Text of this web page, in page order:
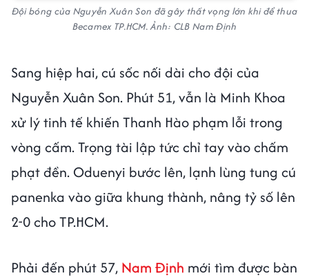
Đội bóng của Nguyễn Xuân Son đã gây thất vọng lớn khi để thua
Becamex TP.HCM. Ảnh: CLB Nam Định
Sang hiệp hai, cú sốc nối dài cho đội của
Nguyễn Xuân Son. Phút 51, vẫn là Minh Khoa
xử lý tinh tế khiến Thanh Hào phạm lỗi trong
vòng cấm. Trọng tài lập tức chỉ tay vào chấm
phạt đền. Oduenyi bước lên, lạnh lùng tung cú
panenka vào giữa khung thành, nâng tỷ số lên
2-0 cho TP.HCM.
Phải đến phút 57, Nam Định mới tìm được bàn